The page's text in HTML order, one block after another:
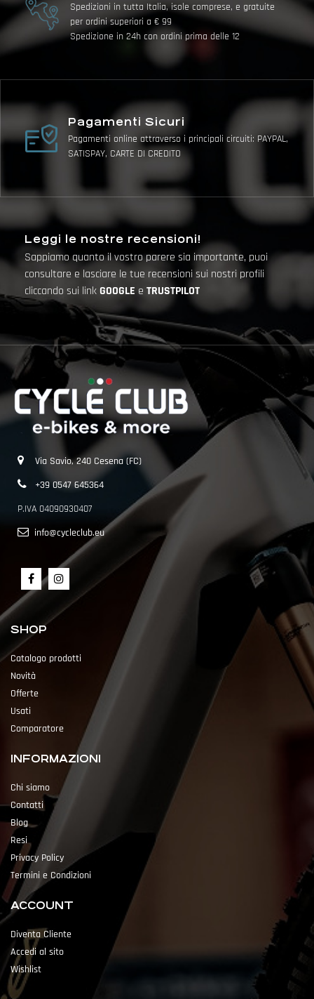
Spedizioni in tutta Italia, isole comprese, e gratuite
per ordini superiori a € 99
Spedizione in 24h con ordini prima delle 12
Pagamenti Sicuri
Pagamenti online attraverso i principali circuiti: PAYPAL,
SATISPAY, CARTE DI CREDITO
Leggi le nostre recensioni!
Sappiamo quanto il vostro parere sia importante, puoi
consultare e lasciare le tue recensioni sui nostri profili
cliccando sui linkGOOGLE e TRUSTPILOT
Via Savio, 240 Cesena (FC)
+39 0547 645364
P.IVA 04090930407
info@cycleclub.eu
SHOP
Catalogo prodotti
Novità
Offerte
Usati
Comparatore
INFORMAZIONI
Chi siamo
Contatti
Blog
Resi
Privacy Policy
Termini e Condizioni
ACCOUNT
Diventa Cliente
Accedi al sito
Wishlist